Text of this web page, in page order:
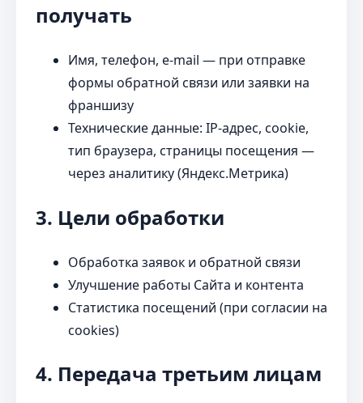
получать
Имя, телефон, e-mail — при отправке
формы обратной связи или заявки на
франшизу
Технические данные: IP-адрес, cookie,
тип браузера, страницы посещения —
через аналитику (Яндекс.Метрика)
3. Цели обработки
Обработка заявок и обратной связи
Улучшение работы Сайта и контента
Статистика посещений (при согласии на
cookies)
4. Передача третьим лицам